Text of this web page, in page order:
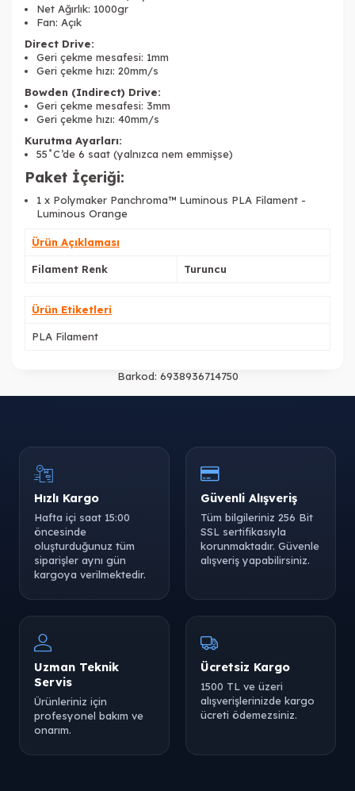
Net Ağırlık: 1000gr
Fan: Açık
Direct Drive:
Geri çekme mesafesi: 1mm
Geri çekme hızı: 20mm/s
Bowden (Indirect) Drive:
Geri çekme mesafesi: 3mm
Geri çekme hızı: 40mm/s
Kurutma Ayarları:
55˚C’de 6 saat (yalnızca nem emmişse)
Paket İçeriği:
1 x Polymaker Panchroma™ Luminous PLA Filament -
Luminous Orange
Ürün Açıklaması
Filament Renk Turuncu
Ürün Etiketleri
PLA Filament
Barkod: 6938936714750
Hızlı Kargo
Hafta içi saat 15:00
öncesinde
oluşturduğunuz tüm
siparişler aynı gün
kargoya verilmektedir.
Güvenli Alışveriş
Tüm bilgileriniz 256 Bit
SSL sertifikasıyla
korunmaktadır. Güvenle
alışveriş yapabilirsiniz.
Uzman Teknik
Servis
Ürünleriniz için
profesyonel bakım ve
onarım.
Ücretsiz Kargo
1500 TL ve üzeri
alışverişlerinizde kargo
ücreti ödemezsiniz.